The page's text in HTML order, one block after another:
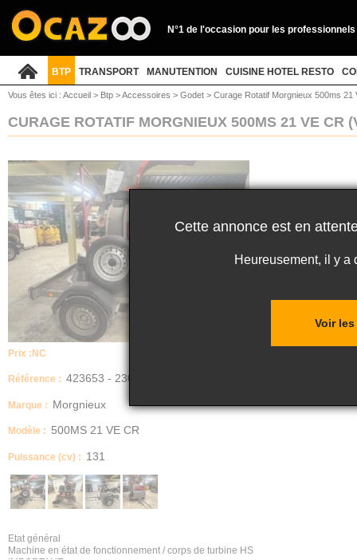
N°1 de l'occasion pour les professionnels
BTP TRANSPORT MANUTENTION CUISINE HOTEL RESTO
Vous êtes ici : Accueil > Btp >Accessoires > Godet > Curage Rotatif Morgnieux 500ms 21
CURAGE ROTATIF MORGNIEUX 500MS 21 VE CR
Prix : NC
Référence : 423653 - 2306
Marque : Morgnieux
Modèle : 500MS 21 VE CR
Puissance (cv) : 131
Etat général
Machine en état de fonctionnement / corps de turbine HS
Cette annonce est en
Heureusement, il y a
Voir